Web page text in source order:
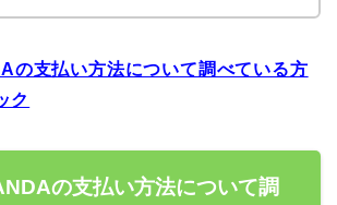
の支払い方法について調べている方
ク
の支払い方法について調